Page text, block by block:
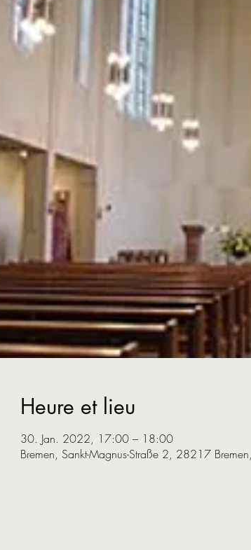
Heure et lieu
30. Jan. 2022, 17:00 – 18:00
Bremen, Sankt-Magnus-Straße 2, 28217